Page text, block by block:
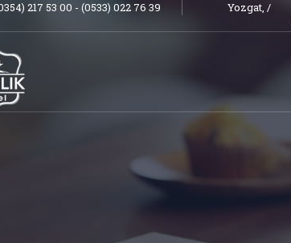
217 53 00 - (0533) 022 76 39 Yozgat, /